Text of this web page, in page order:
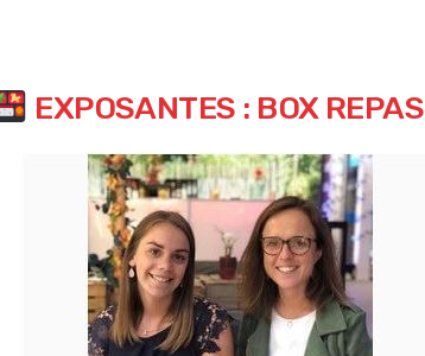
EXPOSANTES : BOX REPAS